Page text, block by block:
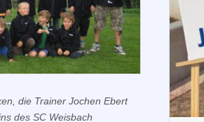
die Trainer Jochen Ebert
des SC Weisbach